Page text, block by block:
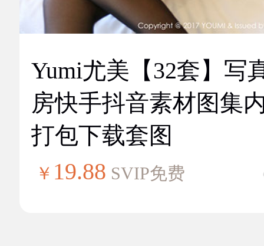
Yumi尤美【32套】写
房快手抖音素材图集
打包下载套图
￥ 19.88 SVIP免费